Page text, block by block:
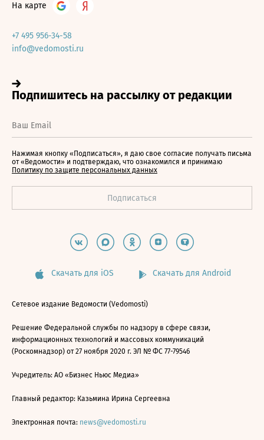
На карте
+7 495 956-34-58
info@vedomosti.ru
Нажимая кнопку «Подписаться», я даю свое согласие получать письма
от «Ведомости» и подтверждаю, что ознакомился и принимаю
Политику по защите персональных данных
Скачать для iOS Скачать для Android
Сетевое издание Ведомости (Vedomosti)
Решение Федеральной службы по надзору в сфере связи,
информационных технологий и массовых коммуникаций
(Роскомнадзор) от 27 ноября 2020 г. ЭЛ № ФС 77-79546
Учредитель: АО «Бизнес Ньюс Медиа»
Главный редактор: Казьмина Ирина Сергеевна
Электронная почта: news@vedomosti.ru